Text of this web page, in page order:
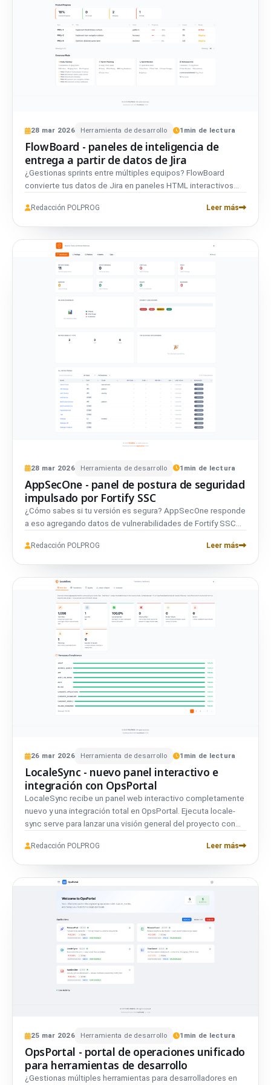
28 mar 2026 Herramienta de desarrollo 1 min de lectura
FlowBoard - paneles de inteligencia de
entrega a partir de datos de Jira
¿Gestionas sprints entre múltiples equipos? FlowBoard
convierte tus datos de Jira en paneles HTML interactivos...
Redacción POLPROG Leer más
28 mar 2026 Herramienta de desarrollo 1 min de lectura
AppSecOne - panel de postura de seguridad
impulsado por Fortify SSC
¿Cómo sabes si tu versión es segura? AppSecOne responde
a eso agregando datos de vulnerabilidades de Fortify SSC...
Redacción POLPROG Leer más
26 mar 2026 Herramienta de desarrollo 1 min de lectura
LocaleSync - nuevo panel interactivo e
integración con OpsPortal
LocaleSync recibe un panel web interactivo completamente
nuevo y una integración total en OpsPortal. Ejecuta locale-
sync serve para lanzar una visión general del proyecto con
que faltan y sincronización con un clic, todo desde el
ReleaseBoard. Una mejora importante, de solo CLI a una
experiencia visual completa.
Redacción POLPROG Leer más
25 mar 2026 Herramienta de desarrollo 1 min de lectura
OpsPortal - portal de operaciones unificado
para herramientas de desarrollo
¿Gestionas múltiples herramientas para desarrolladores en